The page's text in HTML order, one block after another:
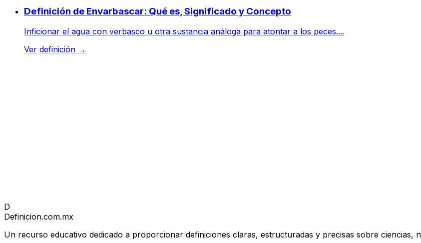
Definición de Envarbascar: Qué es, Significado y Concepto
Inficionar el agua con verbasco u otra sustancia análoga para atontar a los peces....
Ver definición →
D
Definicion.com.mx
Un recurso educativo dedicado a proporcionar definiciones claras, estructuradas y precisas sobre ciencias,